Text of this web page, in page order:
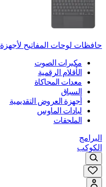
حافظات لوحات المفاتيح لأجهزة ‏iPad
مكبرات الصوت
الأقلام الرقمية
معدات المحاكاة
السباق
أجهزة العروض التقديمية
لبادات الماوس
الملحقات
البرامج
الكوكب